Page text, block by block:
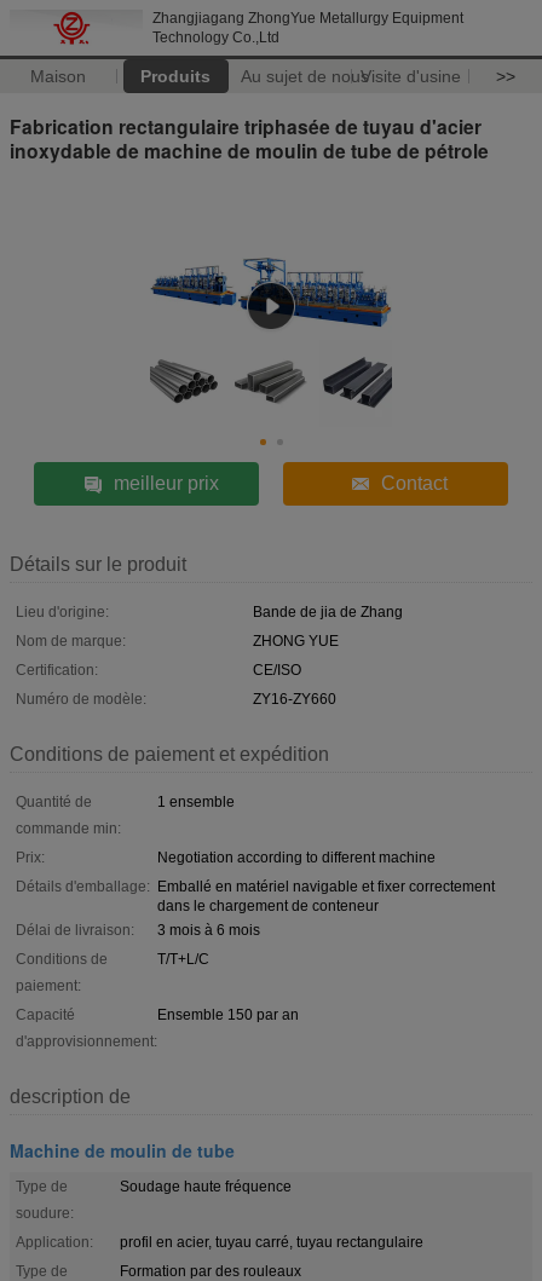
Zhangjiagang ZhongYue Metallurgy Equipment
Technology Co.,Ltd
Maison Produits Au sujet de nousVisite d'usine >>
Fabrication rectangulaire triphasée de tuyau d'acier
inoxydable de machine de moulin de tube de pétrole
meilleur prix Contact
Détails sur le produit
Lieu d'origine:
Bande de jia de Zhang
Nom de marque:
ZHONG YUE
Certification:
CE/ISO
Numéro de modèle:
ZY16-ZY660
Conditions de paiement et expédition
Quantité de
commande min:
1 ensemble
Prix:
Negotiation according to different machine
Détails d'emballage: Emballé en matériel navigable et fixer correctement
dans le chargement de conteneur
Délai de livraison:
3 mois à 6 mois
Conditions de
paiement:
T/T+L/C
Capacité
d'approvisionnement:
Ensemble 150 par an
description de
Machine de moulin de tube
Type de
soudure:
Soudage haute fréquence
Application:
profil en acier, tuyau carré, tuyau rectangulaire
Type de
Formation par des rouleaux